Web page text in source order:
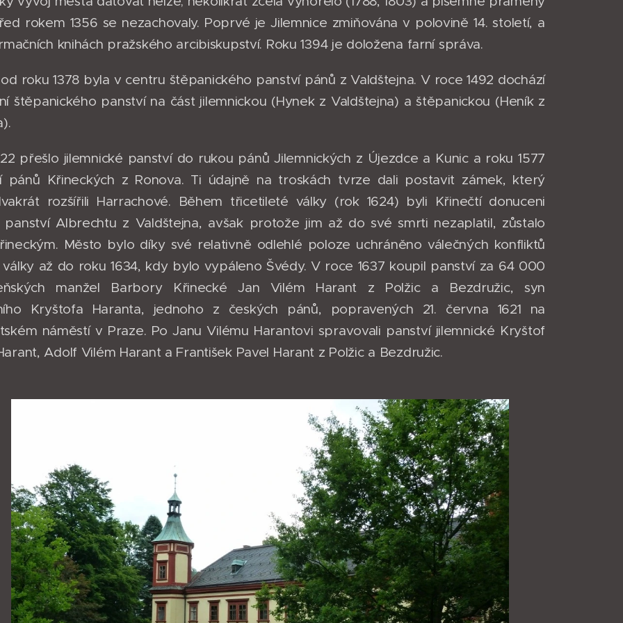
rokem 1356 se nezachovaly. Poprvé je Jilemnice zmiňována v polovině 14. století, a
knihách pražského arcibiskupství. Roku 1394 je doložena farní správa.
roku 1378 byla v centru štěpanického panství pánů z Valdštejna. V roce 1492 dochází
štěpanického panství na část jilemnickou (Hynek z Valdštejna) a štěpanickou (Heník z
přešlo jilemnické panství do rukou pánů Jilemnických z Újezdce a Kunic a roku 1577
pánů Křineckých z Ronova. Ti údajně na troskách tvrze dali postavit zámek, který
rozšířili Harrachové. Během třicetileté války (rok 1624) byli Křinečtí donuceni
Albrechtu z Valdštejna, avšak protože jim až do své smrti nezaplatil, zůstalo
Město bylo díky své relativně odlehlé poloze uchráněno válečných konfliktů
až do roku 1634, kdy bylo vypáleno Švédy. V roce 1637 koupil panství za 64 000
manžel Barbory Křinecké Jan Vilém Harant z Polžic a Bezdružic, syn
Kryštofa Haranta, jednoho z českých pánů, popravených 21. června 1621 na
náměstí v Praze. Po Janu Vilému Harantovi spravovali panství jilemnické Kryštof
Adolf Vilém Harant a František Pavel Harant z Polžic a Bezdružic.